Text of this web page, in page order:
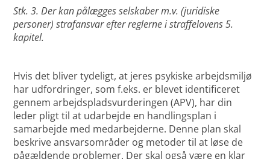
Stk. 3. Der kan pålægges selskaber m.v. (juridiske
personer) strafansvar efter reglerne i straffelovens 5.
kapitel.
Hvis det bliver tydeligt, at jeres psykiske arbejdsmiljø
har udfordringer, som f.eks. er blevet identificeret
gennem arbejdspladsvurderingen (APV), har din
leder pligt til at udarbejde en handlingsplan i
samarbejde med medarbejderne. Denne plan skal
beskrive ansvarsområder og metoder til at løse de
pågældende problemer. Der skal også være en klar